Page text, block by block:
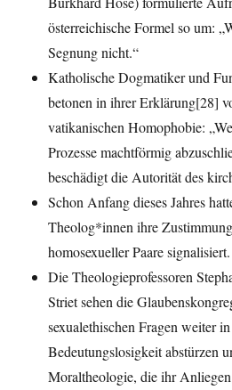
österreichische Formel so um:
Segnung nicht.“
Katholische Dogmatiker und
betonen in ihrer Erklärung[28]
vatikanischen Homophobie:
Prozesse machtförmig
beschädigt die Autorität des
Schon Anfang dieses Jahres
Theolog*innen ihre
homosexueller Paare signalisiert.
Die Theologieprofessoren
Striet sehen die
sexualethischen Fragen weiter
Bedeutungslosigkeit abstürzen
Moraltheologie, die ihr